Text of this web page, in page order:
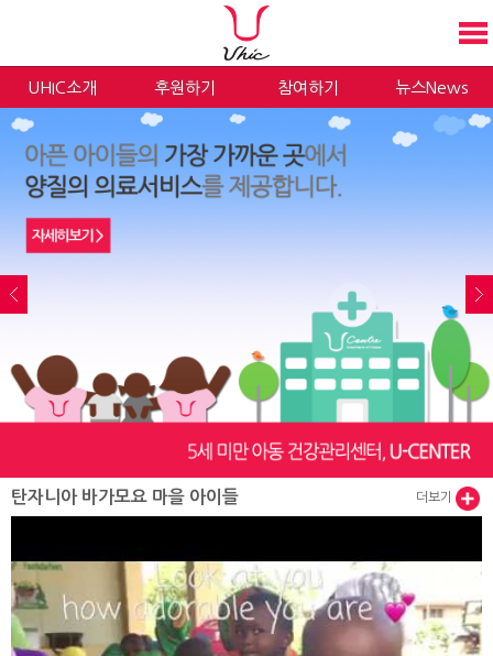
UHIC소개 후원하기 참여하기 뉴스News
탄자니아 바가모요 마을 아이들 더보기